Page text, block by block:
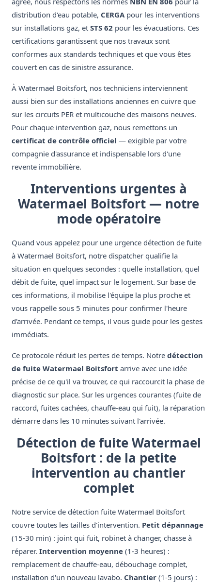
distribution d'eau potable, CERGApour les interventions
sur installations gaz, et STS 62 pour les évacuations. Ces
certifications garantissent que nos travaux sont
conformes aux standards techniques et que vous êtes
couvert en cas de sinistre assurance.
À Watermael Boitsfort, nos techniciens interviennent
aussi bien sur des installations anciennes en cuivre que
sur les circuits PER et multicouche des maisons neuves.
Pour chaque intervention gaz, nous remettons un
certificat de contrôle officiel — exigible par votre
compagnie d'assurance et indispensable lors d'une
revente immobilière.
Interventions urgentes à
Watermael Boitsfort — notre
mode opératoire
Quand vous appelez pour une urgence détection de fuite
à Watermael Boitsfort, notre dispatcher qualifie la
situation en quelques secondes : quelle installation, quel
débit de fuite, quel impact sur le logement. Sur base de
ces informations, il mobilise l'équipe la plus proche et
vous rappelle sous 5 minutes pour confirmer l'heure
d'arrivée. Pendant ce temps, il vous guide pour les gestes
immédiats.
Ce protocole réduit les pertes de temps. Notre détection
de fuite Watermael Boitsfort arrive avec une idée
précise de ce qu'il va trouver, ce qui raccourcit la phase de
diagnostic sur place. Sur les urgences courantes (fuite de
raccord, fuites cachées, chauffe-eau qui fuit), la réparation
démarre dans les 10 minutes suivant l'arrivée.
Détection de fuite Watermael
Boitsfort : de la petite
intervention au chantier
complet
Notre service de détection fuite Watermael Boitsfort
couvre toutes les tailles d'intervention. Petit dépannage
(15-30 min) : joint qui fuit, robinet à changer, chasse à
réparer. Intervention moyenne (1-3 heures) :
remplacement de chauffe-eau, débouchage complet,
installation d'un nouveau lavabo. Chantier (1-5 jours) :